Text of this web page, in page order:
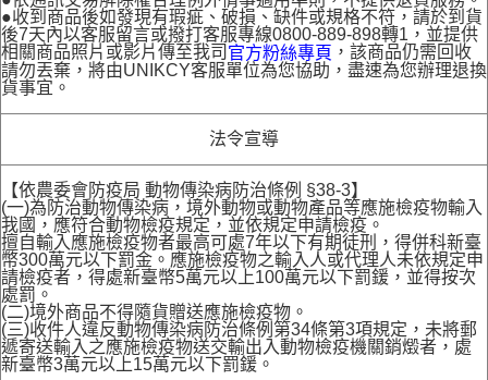
●收到商品後如發現有瑕疵、破損、缺件或規格不符，請於到貨
後7天內以客服留言或撥打客服專線0800-889-898轉1，並提供
相關商品照片或影片傳至我司 官方粉絲專頁 ，該商品仍需回收
請勿丟棄，將由UNIKCY客服單位為您協助，盡速為您辦理退換
貨事宜。
法令宣導
【依農委會防疫局 動物傳染病防治條例 §38-3】
(一)為防治動物傳染病，境外動物或動物產品等應施檢疫物輸入
我國，應符合動物檢疫規定，並依規定申請檢疫。
擅自輸入應施檢疫物者最高可處7年以下有期徒刑，得併科新臺
幣300萬元以下罰金。應施檢疫物之輸入人或代理人未依規定申
請檢疫者，得處新臺幣5萬元以上100萬元以下罰鍰，並得按次
處罰。
(二)境外商品不得隨貨贈送應施檢疫物。
(三)收件人違反動物傳染病防治條例第34條第3項規定，未將郵
遞寄送輸入之應施檢疫物送交輸出入動物檢疫機關銷燬者，處
新臺幣3萬元以上15萬元以下罰鍰。